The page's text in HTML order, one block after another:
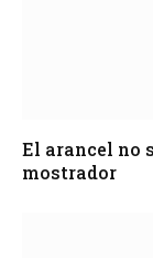
El arancel no
mostrador